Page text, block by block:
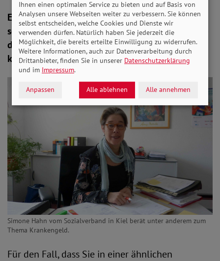
Es dauert drei Tage, da erhält Rudolf Pawlicki
sein Krankengeld. „Ich frage mich nur immer“, so
der 59-Jährige“, „bei wie vielen Menschen
kommen die Krankenkassen damit durch?“
Simone Hahn vom Sozialverband in Kiel berät unter anderem zum
Thema Krankengeld.
Für den Fall, dass Sie in einer ähnlichen
Ihnen einen optimalen Service zu bieten und auf Basis von
Analysen unsere Webseiten weiter zu verbessern. Sie können
selbst entscheiden, welche Cookies und Dienste wir
verwenden dürfen. Natürlich haben Sie jederzeit die
Möglichkeit, die bereits erteilte Einwilligung zu widerrufen.
Weitere Informationen, auch zur Datenverarbeitung durch
Drittanbieter, finden Sie in unserer Datenschutzerklärung
und im Impressum.
Anpassen Alle ablehnen Alle annehmen